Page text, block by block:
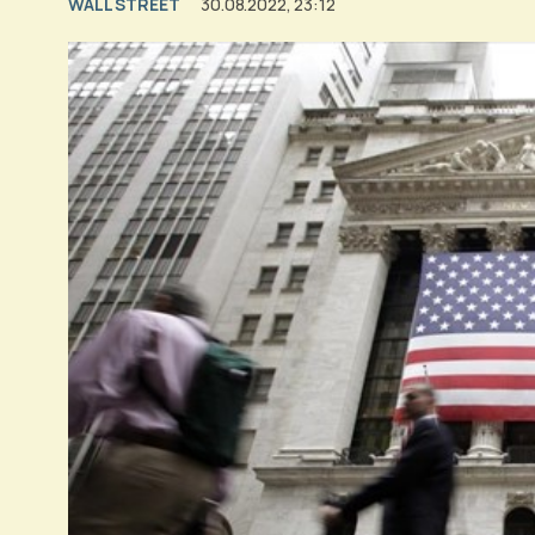
WALL STREET 30.08.2022, 23:12